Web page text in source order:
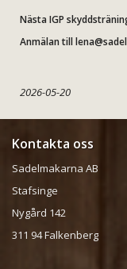
Nästa IGP
Anmälan till
2026-05-20
Kontakta oss
Sadelmakarna AB
Stafsinge
Nygård 142
311 94 Falkenberg